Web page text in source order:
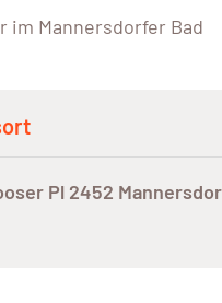
im Mannersdorfer Bad
Pl 2452